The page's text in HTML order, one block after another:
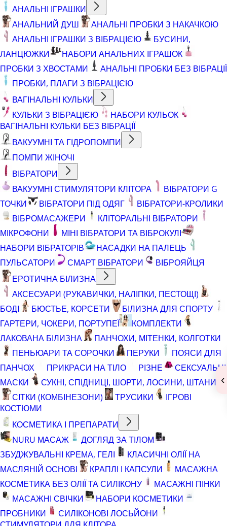
АНАЛЬНІ ІГРАШКИ
АНАЛЬНИЙ ДУШ
АНАЛЬНІ ПРОБКИ З НАКАЧКОЮ
АНАЛЬНІ ІГРАШКИ З ВІБРАЦІЄЮ
БУСИНИ,
ЛАНЦЮЖКИ
НАБОРИ АНАЛЬНИХ ІГРАШОК
ПРОБКИ З ХВОСТАМИ
АНАЛЬНІ ПРОБКИ БЕЗ ВІБРАЦІЇ
ПРОБКИ, ПЛАГИ З ВІБРАЦІЄЮ
ВАГІНАЛЬНІ КУЛЬКИ
КУЛЬКИ З ВІБРАЦІЄЮ
НАБОРИ КУЛЬОК
ВАГІНАЛЬНІ КУЛЬКИ БЕЗ ВІБРАЦІЇ
ВАКУУМНІ ТА ГІДРОПОМПИ
ПОМПИ ЖІНОЧІ
ВІБРАТОРИ
ВАКУУМНІ СТИМУЛЯТОРИ КЛІТОРА
ВІБРАТОРИ G
ТОЧКИ
ВІБРАТОРИ ПІД ОДЯГ
ВІБРАТОРИ-КРОЛИКИ
ВІБРОМАСАЖЕРИ
КЛІТОРАЛЬНІ ВІБРАТОРИ
МІКРОФОНИ
МІНІ ВІБРАТОРИ ТА ВІБРОКУЛІ
НАБОРИ ВІБРАТОРІВ
НАСАДКИ НА ПАЛЕЦЬ
ПУЛЬСАТОРИ
СМАРТ ВІБРАТОРИ
ВІБРОЯЙЦЯ
ЕРОТИЧНА БІЛИЗНА
АКСЕСУАРИ (РУКАВИЧКИ, НАЛІПКИ, ПЕСТОЩІ)
БОДІ
БЮСТЬЕ, КОРСЕТИ
БІЛИЗНА ДЛЯ СПОРТУ
ГАРТЕРИ, ЧОКЕРИ, ПОРТУПЕЇ
КОМПЛЕКТИ
ЛАКОВАНА БІЛИЗНА
ПАНЧОХИ, МІТЕНКИ, КОЛГОТКИ
ПЕНЬЮАРИ ТА СОРОЧКИ
ПЕРУКИ
ПОЯСИ ДЛЯ
ПАНЧОХ
ПРИКРАСИ НА ТІЛО РІЗНЕ
СЕКСУАЛЬНІ
МАСКИ
СУКНІ, СПІДНИЦІ, ШОРТИ, ЛОСИНИ, ШТАНИ
СІТКИ (КОМБІНЕЗОНИ)
ТРУСИКИ
ІГРОВІ
КОСТЮМИ
КОСМЕТИКА І ПРЕПАРАТИ
NURU МАСАЖ
ДОГЛЯД ЗА ТІЛОМ
ЗБУДЖУВАЛЬНІ КРЕМА, ГЕЛІ
КЛАСИЧНІ ОЛІЇ НА
МАСЛЯНІЙ ОСНОВІ
КРАПЛІ І КАПСУЛИ
МАСАЖНА
КОСМЕТИКА БЕЗ ОЛІЇ ТА СИЛІКОНУ
МАСАЖНІ ПІНКИ
МАСАЖНІ СВІЧКИ
НАБОРИ КОСМЕТИКИ
ПРОБНИКИ
СИЛІКОНОВІ ЛОСЬЙОНИ
‹